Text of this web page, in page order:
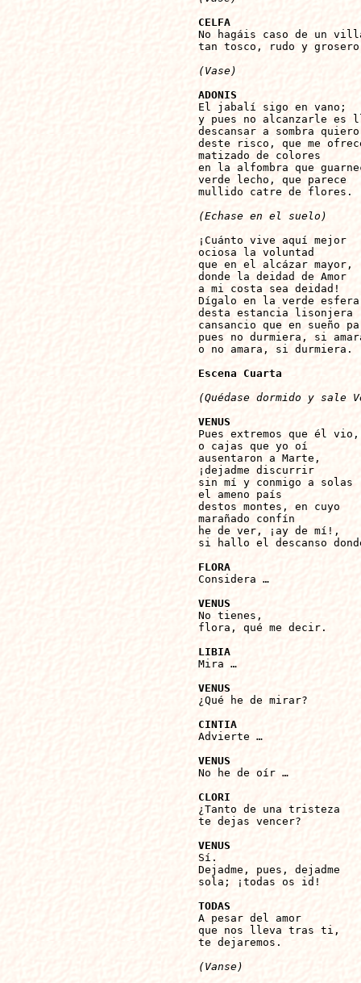
CELFA
No hagáis caso de un
tan tosco, rudo y
(Vase)
ADONIS
El jabalí sigo en vano;
y pues no alcanzarle es
descansar a sombra quiero
deste risco, que me
matizado de colores
en la alfombra que
verde lecho, que parece
mullido catre de flores.
(Echase en el suelo)
¡Cuánto vive aquí mejor
ociosa la voluntad
que en el alcázar mayor,
donde la deidad de Amor
a mi costa sea deidad!
Dígalo en la verde esfera
desta estancia lisonjera
cansancio que en sueño
pues no durmiera, si
o no amara, si durmiera.
Escena Cuarta
(Quédase dormido y sale
VENUS
Pues extremos que él vio,
o cajas que yo oí
ausentaron a Marte,
¡dejadme discurrir
sin mí y conmigo a solas
el ameno país
destos montes, en cuyo
marañado confín
he de ver, ¡ay de mí!,
si hallo el descanso
FLORA
Considera …
VENUS
No tienes,
flora, qué me decir.
LIBIA
Mira …
VENUS
¿Qué he de mirar?
CINTIA
Advierte …
VENUS
No he de oír …
CLORI
¿Tanto de una tristeza
te dejas vencer?
VENUS
Sí.
Dejadme, pues, dejadme
sola; ¡todas os id!
TODAS
A pesar del amor
que nos lleva tras ti,
te dejaremos.
(Vanse)